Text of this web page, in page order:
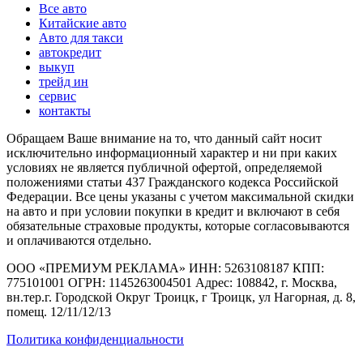
Все авто
Китайские авто
Авто для такси
автокредит
выкуп
трейд ин
сервис
контакты
Обращаем Ваше внимание на то, что данный сайт носит
исключительно информационный характер и ни при каких
условиях не является публичной офертой, определяемой
положениями статьи 437 Гражданского кодекса Российской
Федерации. Все цены указаны с учетом максимальной скидки
на авто и при условии покупки в кредит и включают в себя
обязательные страховые продукты, которые согласовываются
и оплачиваются отдельно.
ООО «ПРЕМИУМ РЕКЛАМА» ИНН: 5263108187 КПП:
775101001 ОГРН: 1145263004501 Адрес: 108842, г. Москва,
вн.тер.г. Городской Округ Троицк, г Троицк, ул Нагорная, д. 8,
помещ. 12/11/12/13
Политика конфиденциальности